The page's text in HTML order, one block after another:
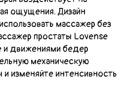
ощущения. Дизайн
массажер без
простаты Lovense
и движениями бедер
механическую
изменяйте интенсивность